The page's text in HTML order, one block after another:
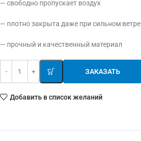
— свободно пропускает воздух
— плотно закрыта даже при сильном ветре
— прочный и качественный материал
ЗАКАЗАТЬ
Добавить в список желаний